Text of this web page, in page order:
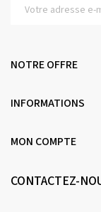
NOTRE OFFRE
INFORMATIONS
MON COMPTE
CONTACTEZ-